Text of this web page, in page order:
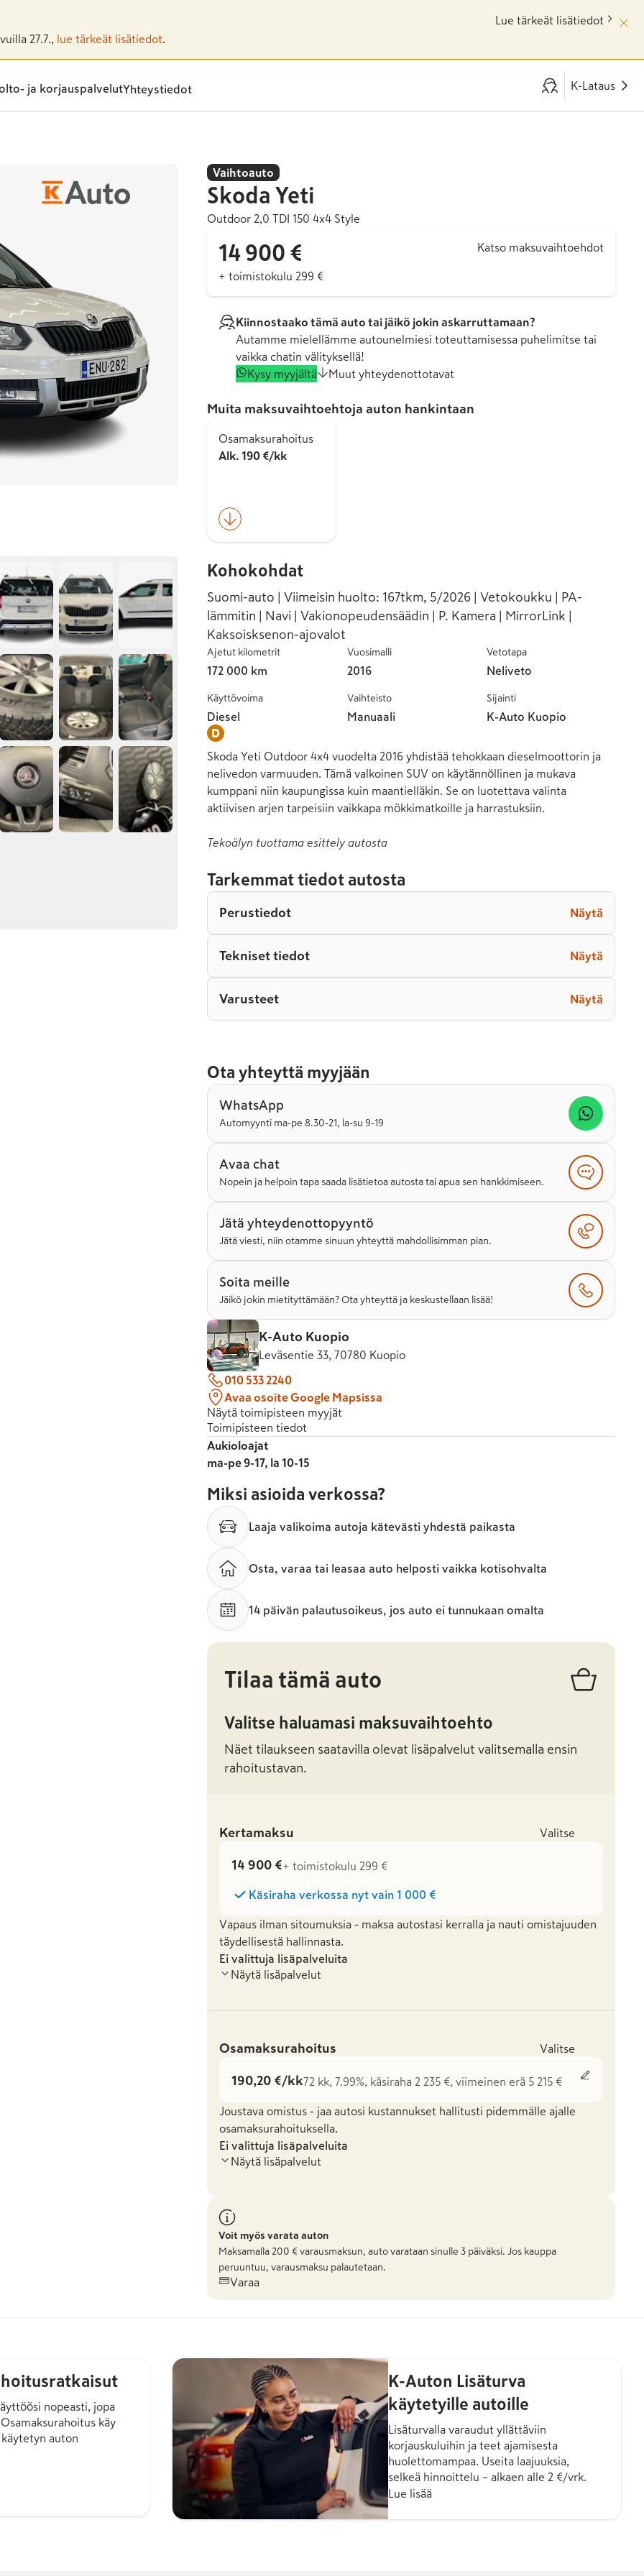
27.7., lue tärkeät lisätiedot
Lue tärkeät lisätiedot
ja korjauspalvelutYhteystiedot K-Lataus
Vaihtoauto
Skoda Yeti
Outdoor 2,0 TDI 150 4x4 Style
14 900 €
+ toimistokulu 299 €
Katso maksuvaihtoehdot
Kiinnostaako tämä auto tai jäikö jokin askarruttamaan?
Autamme mielellämme autounelmiesi toteuttamisessa puhelimitse tai
vaikka chatin välityksellä!
Kysy myyjältä
Muut yhteydenottotavat
Muita maksuvaihtoehtoja auton hankintaan
Osamaksurahoitus
Alk. 190 €/kk
Kohokohdat
Suomi-auto | Viimeisin huolto: 167tkm, 5/2026 | Vetokoukku | PA-
lämmitin | Navi | Vakionopeudensäädin | P. Kamera | MirrorLink |
Kaksoisksenon-ajovalot
Ajetut kilometrit
172 000 km
Vuosimalli
2016
Vetotapa
Neliveto
Käyttövoima
Diesel
Vaihteisto
Manuaali
Sijainti
K-Auto Kuopio
Skoda Yeti Outdoor 4x4 vuodelta 2016 yhdistää tehokkaan dieselmoottorin ja
nelivedon varmuuden. Tämä valkoinen SUV on käytännöllinen ja mukava
kumppani niin kaupungissa kuin maantielläkin. Se on luotettava valinta
aktiivisen arjen tarpeisiin vaikkapa mökkimatkoille ja harrastuksiin.
Tekoälyn tuottama esittely autosta
Tarkemmat tiedot autosta
Perustiedot Näytä
Tekniset tiedot Näytä
Varusteet Näytä
Ota yhteyttä myyjään
WhatsApp
Automyynti ma-pe 8.30-21, la-su 9-19
Avaa chat
Nopein ja helpoin tapa saada lisätietoa autosta tai apua sen hankkimiseen.
Jätä yhteydenottopyyntö
Jätä viesti, niin otamme sinuun yhteyttä mahdollisimman pian.
Soita meille
Jäikö jokin mietityttämään? Ota yhteyttä ja keskustellaan lisää!
K-Auto Kuopio
Leväsentie 33, 70780 Kuopio
010 533 2240
Avaa osoite Google Mapsissa
Näytä toimipisteen myyjät
Toimipisteen tiedot
Aukioloajat
ma-pe 9-17, la 10-15
Miksi asioida verkossa?
Laaja valikoima autoja kätevästi yhdestä paikasta
Osta, varaa tai leasaa auto helposti vaikka kotisohvalta
14 päivän palautusoikeus, jos auto ei tunnukaan omalta
Tilaa tämä auto
Valitse haluamasi maksuvaihtoehto
Näet tilaukseen saatavilla olevat lisäpalvelut valitsemalla ensin
rahoitustavan.
Kertamaksu Valitse
14 900 €+ toimistokulu 299 €
Käsiraha verkossa nyt vain 1 000 €
Vapaus ilman sitoumuksia - maksa autostasi kerralla ja nauti omistajuuden
täydellisestä hallinnasta.
Ei valittuja lisäpalveluita
Näytä lisäpalvelut
Osamaksurahoitus Valitse
190,20 €/kk72 kk, 7.99%, käsiraha 2 235 €, viimeinen erä 5 215 €
Joustava omistus - jaa autosi kustannukset hallitusti pidemmälle ajalle
osamaksurahoituksella.
Ei valittuja lisäpalveluita
Näytä lisäpalvelut
Voit myös varata auton
Maksamalla 200 € varausmaksun, auto varataan sinulle 3 päiväksi. Jos kauppa
peruuntuu, varausmaksu palautetaan.
Varaa
nopeasti, jopa
käy
auton
K-Auton Lisäturva
käytetyille autoille
Lisäturvalla varaudut yllättäviin
korjauskuluihin ja teet ajamisesta
huolettomampaa. Useita laajuuksia,
selkeä hinnoittelu – alkaen alle 2 €/vrk.
Lue lisää